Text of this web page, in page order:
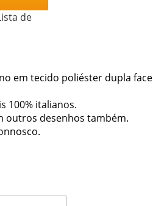
de
em tecido poliéster dupla face
100% italianos.
outros desenhos também.